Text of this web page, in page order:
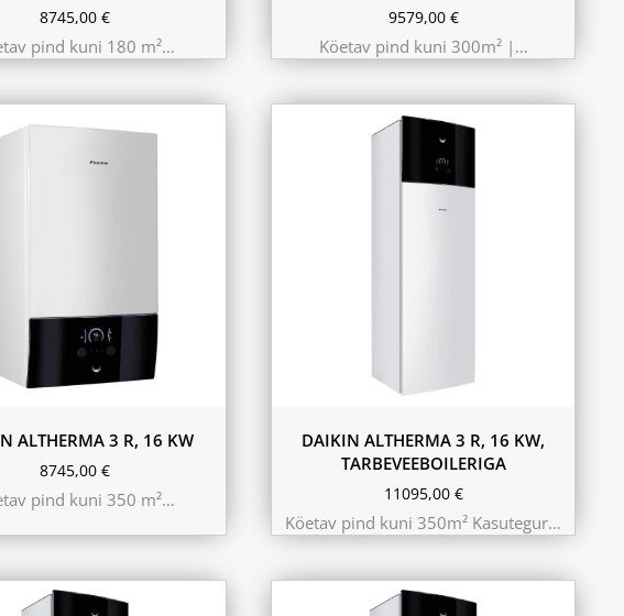
8745,00 €
pind kuni 180 m²…
9579,00 €
Köetav pind kuni 300m² |…
ALTHERMA 3 R, 16 KW
8745,00 €
pind kuni 350 m²…
230L
DAIKIN ALTHERMA 3 R, 16 KW,
TARBEVEEBOILERIGA
11095,00 €
Köetav pind kuni 350m² Kasutegur…